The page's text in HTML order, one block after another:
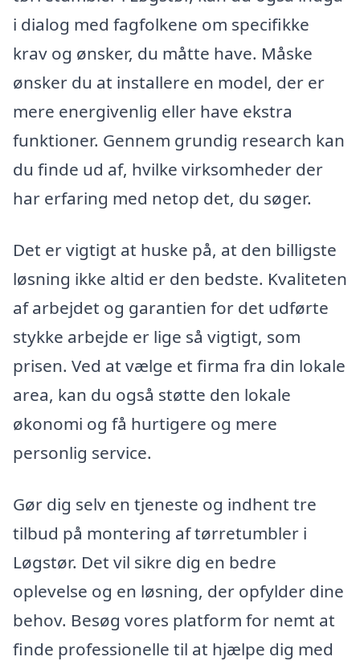
i dialog med fagfolkene om specifikke
krav og ønsker, du måtte have. Måske
ønsker du at installere en model, der er
mere energivenlig eller have ekstra
funktioner. Gennem grundig research kan
du finde ud af, hvilke virksomheder der
har erfaring med netop det, du søger.
Det er vigtigt at huske på, at den billigste
løsning ikke altid er den bedste. Kvaliteten
af arbejdet og garantien for det udførte
stykke arbejde er lige så vigtigt, som
prisen. Ved at vælge et firma fra din lokale
area, kan du også støtte den lokale
økonomi og få hurtigere og mere
personlig service.
Gør dig selv en tjeneste og indhent tre
tilbud på montering af tørretumbler i
Løgstør. Det vil sikre dig en bedre
oplevelse og en løsning, der opfylder dine
behov. Besøg vores platform for nemt at
finde professionelle til at hjælpe dig med